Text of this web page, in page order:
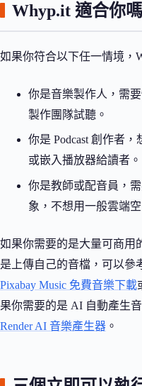
Whyp.it 適合你
如果你符合以下任一情境，
你是音樂製作人，需
製作團隊試聽。
你是 Podcast 創作者
或嵌入播放器給讀者。
你是教師或配音員，
象，不想用一般雲端
如果你需要的是大量可商用
是上傳自己的音檔，可以參
Pixabay Music 免費音樂下載
果你需要的是 AI 自動產生
Render AI 音樂產生器 。